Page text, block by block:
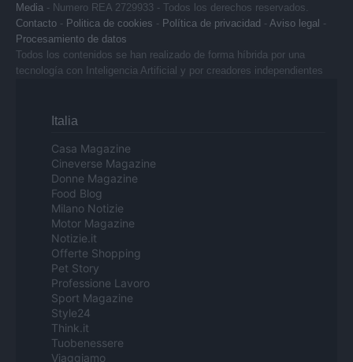
Media - Numero REA 2729933 - Todos los derechos reservados.
Contacto - Politica de cookies - Política de privacidad - Aviso legal -
Procesamiento de datos
Todos los contenidos se han realizado de forma híbrida por una
tecnología con Inteligencia Artificial y por creadores independientes
Italia
Casa Magazine
Cineverse Magazine
Donne Magazine
Food Blog
Milano Notizie
Motor Magazine
Notizie.it
Offerte Shopping
Pet Story
Professione Lavoro
Sport Magazine
Style24
Think.it
Tuobenessere
Viaggiamo